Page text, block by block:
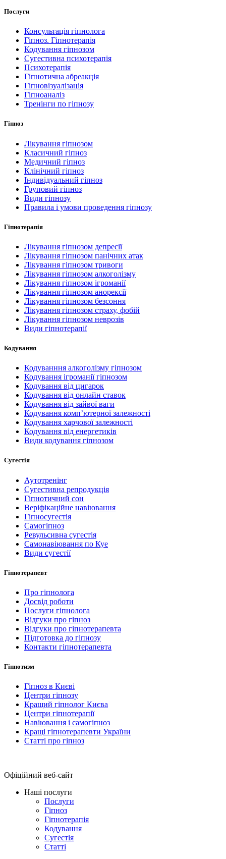
Послуги
Консультація гіпнолога
Гіпноз. Гіпнотерапія
Кодування гіпнозом
Сугестивна психотерапія
Психотерапія
Гіпнотична абреакція
Гіпновізуалізація
Гіпноаналіз
Тренінги по гіпнозу
Гіпноз
Лікування гіпнозом
Класичний гіпноз
Медичний гіпноз
Клінічний гіпноз
Індивідуальний гіпноз
Груповий гіпноз
Види гіпнозу
Правила і умови проведення гіпнозу
Гіпнотерапія
Лікування гіпнозом депресії
Лікування гіпнозом панічних атак
Лікування гіпнозом тривоги
Лікування гіпнозом алкоголізму
Лікування гіпнозом ігроманії
Лікування гіпнозом анорексії
Лікування гіпнозом безсоння
Лікування гіпнозом страху, фобій
Лікування гіпнозом неврозів
Види гіпнотерапії
Кодування
Кодуванння алкоголізму гіпнозом
Кодування ігроманії гіпнозом
Кодування від цигарок
Кодування від онлайн ставок
Кодування від зайвої ваги
Кодування комп’ютерної залежності
Кодування харчової залежності
Кодування від енергетиків
Види кодування гіпнозом
Сугестія
Аутотренінг
Сугестивна репродукція
Гіпнотичний сон
Веріфікаційне навіювання
Гіпносугестія
Самогіпноз
Ревульсивна сугестія
Самонавіювання по Куе
Види сугестії
Гіпнотерапевт
Про гіпнолога
Досвід роботи
Послуги гіпнолога
Відгуки про гіпноз
Відгуки про гіпнотерапевта
Підготовка до гіпнозу
Контакти гіпнотерапевта
Гіпнотизм
Гіпноз в Києві
Центри гіпнозу
Кращий гіпнолог Києва
Центри гіпнотерапії
Навіювання і самогіпноз
Кращі гіпнотерапевти України
Статті про гіпноз
Офіційний веб-сайт
Наші послуги
Послуги
Гіпноз
Гіпнотерапія
Кодування
Сугестія
Статті